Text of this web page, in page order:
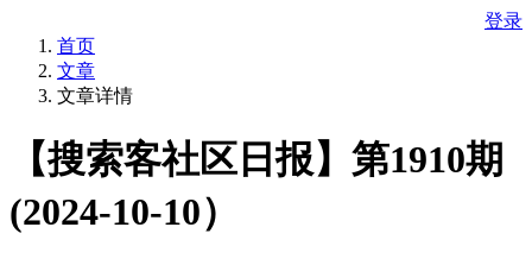
登录
首页
文章
文章详情
【搜索客社区日报】第1910期
(2024-10-10）